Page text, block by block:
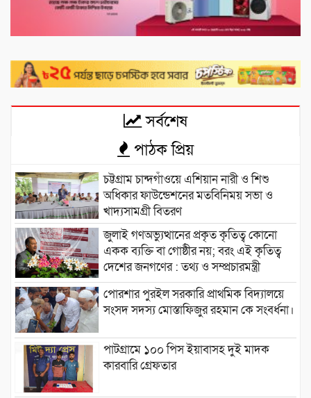
সর্বশেষ
পাঠক প্রিয়
চট্টগ্রাম চান্দগাঁওয়ে এশিয়ান নারী ও শিশু
অধিকার ফাউন্ডেশনের মতবিনিময় সভা ও
খাদ্যসামগ্রী বিতরণ
জুলাই গণঅভ্যুত্থানের প্রকৃত কৃতিত্ব কোনো
একক ব্যক্তি বা গোষ্ঠীর নয়; বরং এই কৃতিত্ব
দেশের জনগণের : তথ্য ও সম্প্রচারমন্ত্রী
পোরশার পুরইল সরকারি প্রাথমিক বিদ্যালয়ে
সংসদ সদস্য মোস্তাফিজুর রহমান কে সংবর্ধনা।
পাটগ্রামে ১০০ পিস ইয়াবাসহ দুই মাদক
কারবারি গ্রেফতার